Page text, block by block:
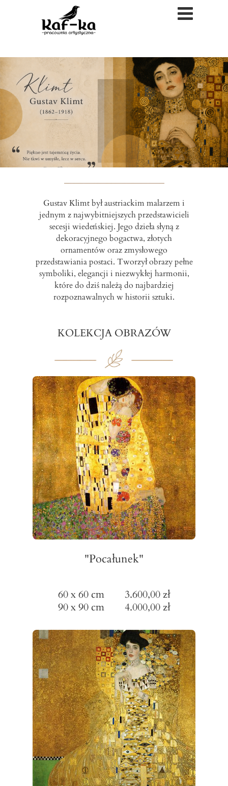
Gustav Klimt był austriackim malarzem i
jednym z najwybitniejszych przedstawicieli
secesji wiedeńskiej. Jego dzieła słyną z
dekoracyjnego bogactwa, złotych
ornamentów oraz zmysłowego
przedstawiania postaci. Tworzył obrazy pełne
symboliki, elegancji i niezwykłej harmonii,
które do dziś należą do najbardziej
rozpoznawalnych w historii sztuki.
KOLEKCJA OBRAZÓW
60 x 60 cm 3.600,00 zł
90 x 90 cm 4.000,00 zł
"Pocałunek"